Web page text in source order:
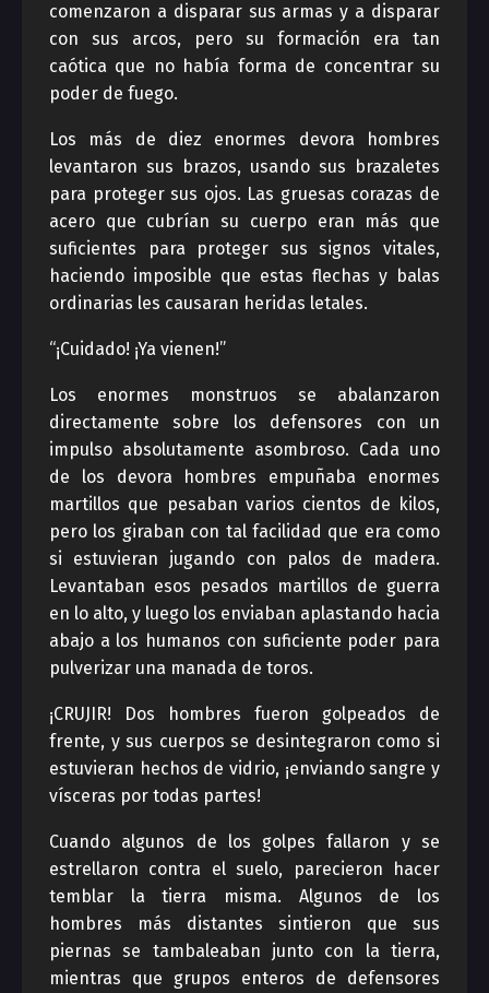
comenzaron a disparar sus armas y a disparar
con sus arcos, pero su formación era tan
caótica que no había forma de concentrar su
poder de fuego.
Los más de diez enormes devora hombres
levantaron sus brazos, usando sus brazaletes
para proteger sus ojos. Las gruesas corazas de
acero que cubrían su cuerpo eran más que
suficientes para proteger sus signos vitales,
haciendo imposible que estas flechas y balas
ordinarias les causaran heridas letales.
“¡Cuidado! ¡Ya vienen!”
Los enormes monstruos se abalanzaron
directamente sobre los defensores con un
impulso absolutamente asombroso. Cada uno
de los devora hombres empuñaba enormes
martillos que pesaban varios cientos de kilos,
pero los giraban con tal facilidad que era como
si estuvieran jugando con palos de madera.
Levantaban esos pesados martillos de guerra
en lo alto, y luego los enviaban aplastando hacia
abajo a los humanos con suficiente poder para
pulverizar una manada de toros.
¡CRUJIR! Dos hombres fueron golpeados de
frente, y sus cuerpos se desintegraron como si
estuvieran hechos de vidrio, ¡enviando sangre y
vísceras por todas partes!
Cuando algunos de los golpes fallaron y se
estrellaron contra el suelo, parecieron hacer
temblar la tierra misma. Algunos de los
hombres más distantes sintieron que sus
piernas se tambaleaban junto con la tierra,
mientras que grupos enteros de defensores